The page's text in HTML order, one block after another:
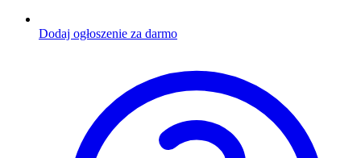
Dodaj ogłoszenie za darmo